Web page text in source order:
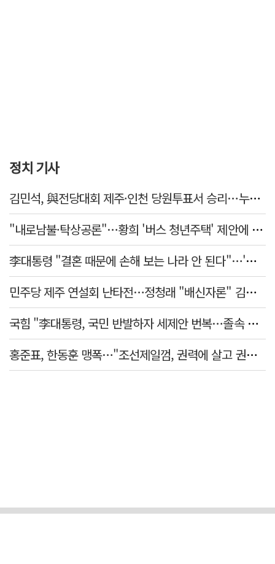
정치 기사
김민석, 與전당대회 제주·인천 당원투표서 승리…누적 득표는 '초박빙'
"내로남불·탁상공론"…황희 '버스 청년주택' 제안에 與 내부서도 쓴소리
李대통령 "결혼 때문에 손해 보는 나라 안 된다"…'결혼 페널티' 22개 손본다
민주당 제주 연설회 난타전…정청래 "배신자론" 김민석 "관리 무능"
국힘 "李대통령, 국민 반발하자 세제안 번복…졸속 국정 즉각 중단"
홍준표, 한동훈 맹폭…"조선제일껌, 권력에 살고 권력에 죽었다"